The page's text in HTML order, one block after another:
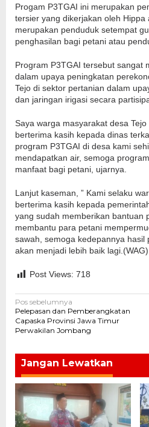
Progam P3TGAI ini merupakan
tersier yang dikerjakan oleh Hippa
merupakan penduduk setempat
penghasilan bagi petani atau
Program P3TGAI tersebut sangat
dalam upaya peningkatan
Tejo di sektor pertanian dalam
dan jaringan irigasi secara
Saya warga masyarakat desa
berterima kasih kepada dinas
program P3TGAI di desa kami
mendapatkan air, semoga
manfaat bagi petani, ujarnya.
Lanjut kaseman, ” Kami selaku
berterima kasih kepada
yang sudah memberikan bantuan
membantu para petani
sawah, semoga kedepannya hasil
akan menjadi lebih baik lagi.(WAG)
Post Views: 718
Navigasi
pos
Pos sebelumnya
Pelepasan dan Pemberangkatan
Capaska Provinsi Jawa Timur
Perwakilan Jombang
Jangan Lewatkan